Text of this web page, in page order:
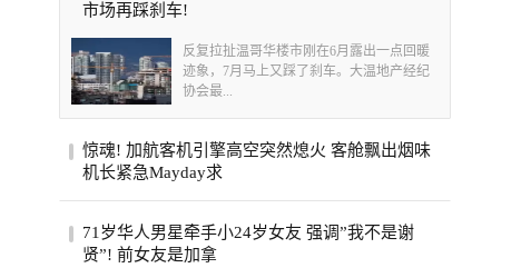
市场再踩刹车!
反复拉扯温哥华楼市刚在6月露出一点回暖
迹象，7月马上又踩了刹车。大温地产经纪
协会最...
惊魂! 加航客机引擎高空突然熄火 客舱飘出烟味
机长紧急Mayday求
就要抵达目的地，机舱里却突然冒出烟味，
一号...
71岁华人男星牵手小24岁女友 强调”我不是谢
贤”! 前女友是加拿